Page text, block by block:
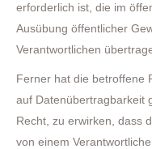
erforderlich ist, die im
Ausübung öffentlicher
Verantwortlichen
Ferner hat die betroffene
auf Datenübertragbarkeit
Recht, zu erwirken, dass
von einem